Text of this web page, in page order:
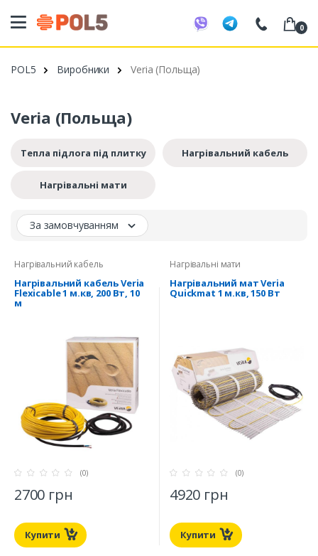
098 20 52 818
099 53 43 210
0
POL5 Виробники Veria (Польща)
Veria (Польща)
Тепла підлога під плитку Нагрівальний кабель
Нагрівальні мати
За замовчуванням
Нагрівальний кабель
Нагрівальний кабель Veria
Flexicable 1 м.кв, 200 Вт, 10
м
(0)
2700 грн
Купити
Нагрівальні мати
Нагрівальний мат Veria
Quickmat 1 м.кв, 150 Вт
(0)
4920 грн
Купити